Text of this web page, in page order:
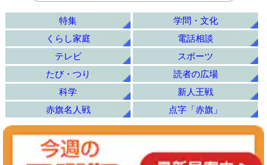
特集
学問・文化
くらし家庭
電話相談
テレビ
スポーツ
たび・つり
読者の広場
科学
新人王戦
赤旗名人戦
点字「赤旗」